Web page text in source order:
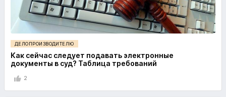
ДЕЛОПРОИЗВОДИТЕЛЮ
Как сейчас следует подавать электронные
документы в суд? Таблица требований
2